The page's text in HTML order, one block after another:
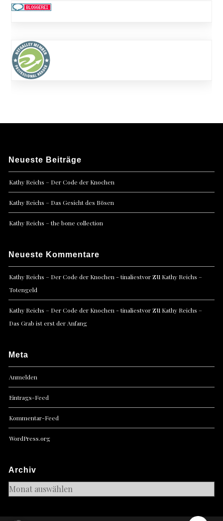
Neueste Beiträge
Kathy Reichs – Der Code der Knochen
Kathy Reichs – Das Gesicht des Bösen
Kathy Reichs – the bone collection
Neueste Kommentare
Kathy Reichs – Der Code der Knochen - tinaliestvorzu Kathy Reichs –
Totengeld
Kathy Reichs – Der Code der Knochen - tinaliestvorzu Kathy Reichs –
Das Grab ist erst der Anfang
Meta
Anmelden
Eintrags-Feed
Kommentar-Feed
WordPress.org
Archiv
Archiv